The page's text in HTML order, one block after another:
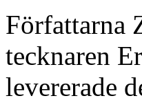
Författarna
tecknaren
levererade